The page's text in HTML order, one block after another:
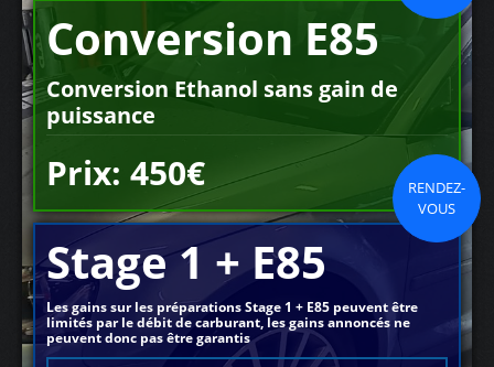
Conversion E85
Conversion Ethanol sans gain de
puissance
Prix: 450€
RENDEZ-
VOUS
Stage 1 + E85
Les gains sur les préparations Stage 1 + E85 peuvent être
limités par le débit de carburant, les gains annoncés ne
peuvent donc pas être garantis